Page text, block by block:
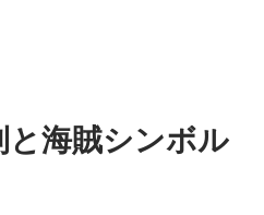
と海賊シンボル